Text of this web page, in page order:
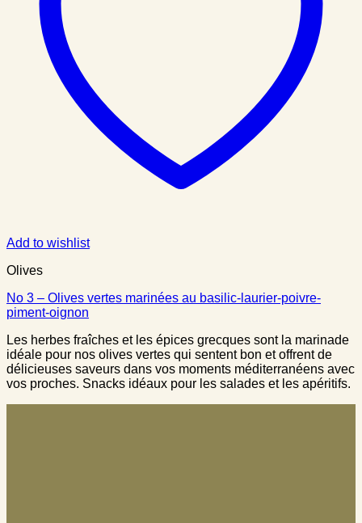
Add to wishlist
Olives
No 3 – Olives vertes marinées au basilic-laurier-poivre-
piment-oignon
Les herbes fraîches et les épices grecques sont la marinade
idéale pour nos olives vertes qui sentent bon et offrent de
délicieuses saveurs dans vos moments méditerranéens avec
vos proches. Snacks idéaux pour les salades et les apéritifs.